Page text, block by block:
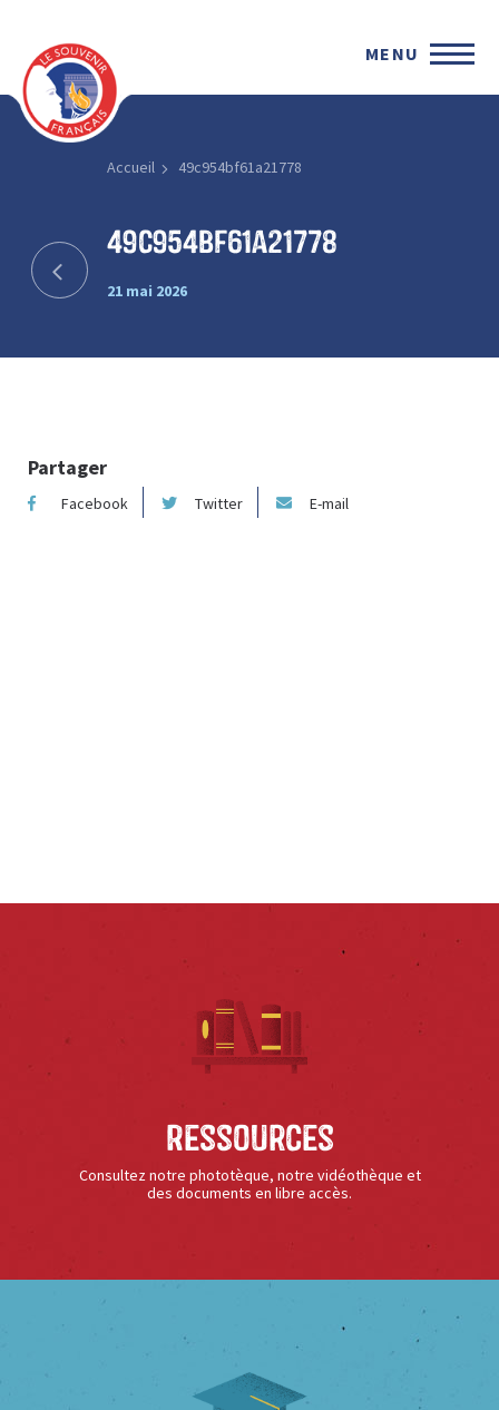
MENU
Accueil 49c954bf61a21778
49c954bf61a21778
21 mai 2026
Partager
Facebook Twitter E-mail
Ressources
Consultez notre phototèque, notre vidéothèque et
des documents en libre accès.